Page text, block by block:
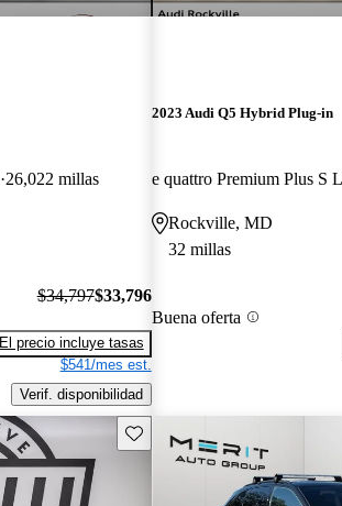
26,022 millas
$34,797$33,796
El precio incluye tasas
$541/mes est.
Verif. disponibilidad
2023 Audi Q5 Hybrid Plug-in
e quattro Premium Plus S
Rockville, MD
32 millas
Buena oferta
Guarda este Aviso